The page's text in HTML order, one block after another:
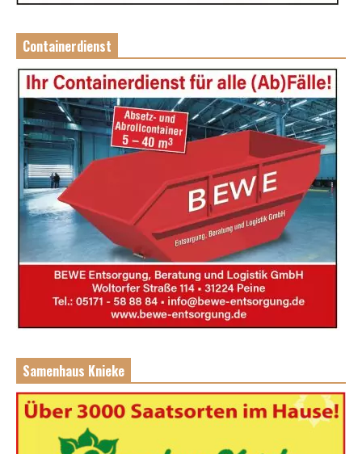
Containerdienst
Samenhaus Knieke